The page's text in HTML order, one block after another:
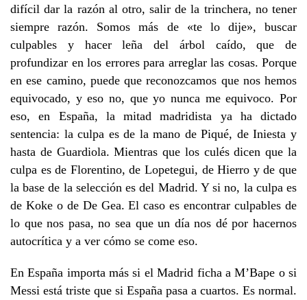
difícil dar la razón al otro, salir de la trinchera, no tener
siempre razón. Somos más de «te lo dije», buscar
culpables y hacer leña del árbol caído, que de
profundizar en los errores para arreglar las cosas. Porque
en ese camino, puede que reconozcamos que nos hemos
equivocado, y eso no, que yo nunca me equivoco. Por
eso, en España, la mitad madridista ya ha dictado
sentencia: la culpa es de la mano de Piqué, de Iniesta y
hasta de Guardiola. Mientras que los culés dicen que la
culpa es de Florentino, de Lopetegui, de Hierro y de que
la base de la selección es del Madrid. Y si no, la culpa es
de Koke o de De Gea. El caso es encontrar culpables de
lo que nos pasa, no sea que un día nos dé por hacernos
autocrítica y a ver cómo se come eso.
En España importa más si el Madrid ficha a M’Bape o si
Messi está triste que si España pasa a cuartos. Es normal.